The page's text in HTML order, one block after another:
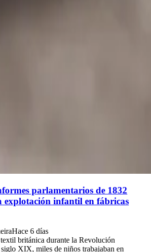
parlamentarios de 1832
explotación infantil en fábricas
Hace 6 días
británica durante la Revolución
XIX, miles de niños trabajaban en